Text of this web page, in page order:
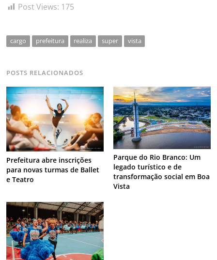
Post Views: 175
cargo prefeitura realiza super vista
POSTS RELACIONADOS
Prefeitura abre inscrições
para novas turmas de Ballet
e Teatro
Parque do Rio Branco: Um
legado turístico e de
transformação social em Boa
Vista